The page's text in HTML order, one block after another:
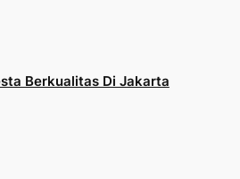
Berkualitas Di Jakarta